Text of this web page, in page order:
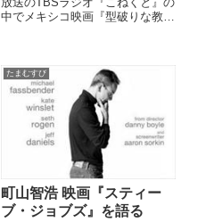
中でメキシコ映画『型破りな教
たまむすび
町山智浩 映画『スティー
ブ・ジョブズ』を語る